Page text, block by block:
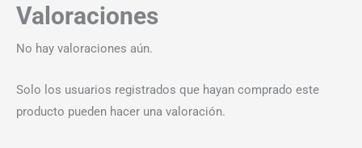
Valoraciones
No hay valoraciones aún.
Solo los usuarios registrados que hayan comprado este
producto pueden hacer una valoración.